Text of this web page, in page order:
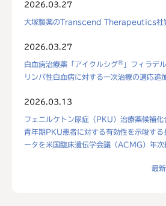
2026.03.27
大塚製薬のTranscend Therapeutics社
2026.03.27
白血病治療薬「アイクルシグ® 」フィラデ
リンパ性白血病に対する一次治療の適応追
2026.03.13
フェニルケトン尿症（PKU）治療薬候補
青年期PKU患者に対する有効性を示唆する
ータを米国臨床遺伝学会議（ACMG）年次
最